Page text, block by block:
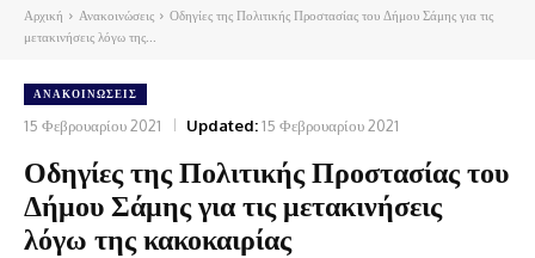
Αρχική Ανακοινώσεις
Οδηγίες της Πολιτικής Προστασίας του Δήμου Σάμης για τις
μετακινήσεις λόγω της...
ΑΝΑΚΟΙΝΏΣΕΙΣ
15 Φεβρουαρίου 2021 Updated:15 Φεβρουαρίου 2021
Οδηγίες της Πολιτικής Προστασίας του
Δήμου Σάμης για τις μετακινήσεις
λόγω της κακοκαιρίας